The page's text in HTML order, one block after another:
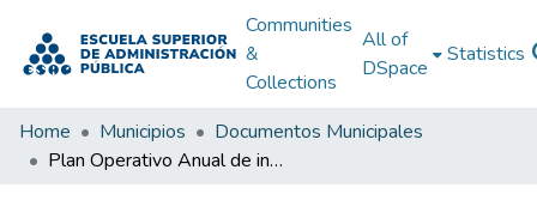
Communities
&
Collections
All of
DSpace
Statistics
Home Municipios
Documentos Municipales
Plan Operativo Anual de inversiones Villa Nueva Casanare 2010: POAI Villa Nueva Casanare 2010